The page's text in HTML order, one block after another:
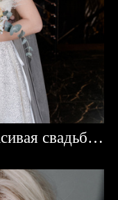
Ирина и Александр — красивая свадьба в Караганде